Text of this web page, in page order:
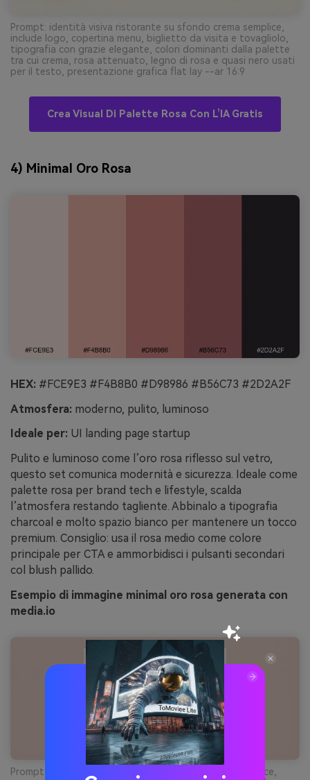
Prompt: identità visiva ristorante su sfondo crema semplice,
include logo, copertina menu, biglietto da visita e tovagliolo,
tipografia con grazie elegante, colori dominanti dalla palette
tra cui crema, rosa attenuato, legno di rosa e quasi nero usati
per il testo, presentazione grafica flat lay --ar 16:9
Crea Visual Di Palette Rosa Con L’IA Gratis
4) Minimal Oro Rosa
HEX: #FCE9E3 #F4B8B0 #D98986 #B56C73 #2D2A2F
Atmosfera: moderno, pulito, luminoso
Ideale per: UI landing page startup
Pulito e luminoso come l’oro rosa riflesso sul vetro,
questo set comunica modernità e sicurezza. Ideale come
palette rosa per brand tech e lifestyle, scalda
l’atmosfera restando tagliente. Abbinalo a tipografia
charcoal e molto spazio bianco per mantenere un tocco
premium. Consiglio: usa il rosa medio come colore
principale per CTA e ammorbidisci i pulsanti secondari
col blush pallido.
Esempio di immagine minimal oro rosa generata con
media.io
Prompt: mockup landing page web 2d su sfondo semplice,